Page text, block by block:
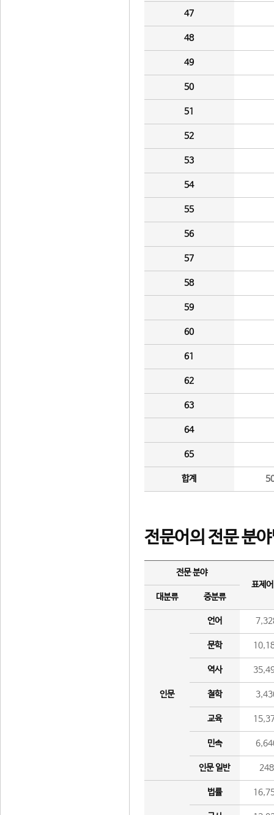
47
48
49
50
51
52
53
54
55
56
57
58
59
60
61
62
63
64
65
합계
전문어의 전문 분
전문 분야
표제
대분류
중분류
인문
언어
문학
역사
철학
교육
민속
인문 일반 248
법률